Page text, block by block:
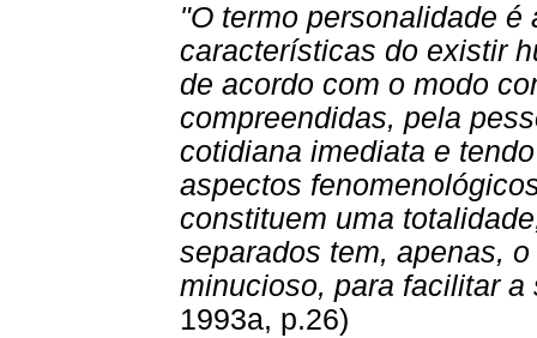
"O termo personalidade
características do existir
de acordo com o modo
compreendidas, pela
cotidiana imediata e
aspectos
constituem uma
separados tem, apenas,
minucioso, para facilitar
1993a, p.26)